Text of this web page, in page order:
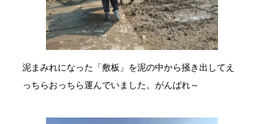
泥まみれになった「敷板」を泥の中から掻き出してえ
っちらおっちら運んでいました。がんばれ～